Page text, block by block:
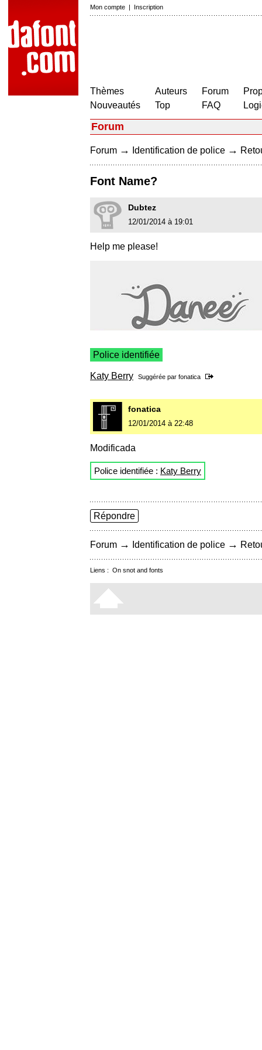
Mon compte | Inscription
Thèmes
Nouveautés
Auteurs
Top
Forum
FAQ
Forum
Forum → Identification de police →
Font Name?
Dubtez
12/01/2014 à 19:01
Help me please!
Police identifiée
Katy Berry Suggérée par fonatica
fonatica
12/01/2014 à 22:48
Modificada
Police identifiée : Katy Berry
Répondre
Forum → Identification de police →
Liens : On snot and fonts